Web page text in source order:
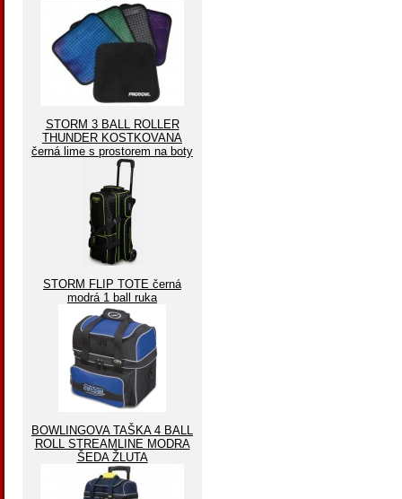
STORM 3 BALL ROLLER
THUNDER KOSTKOVANA
černá lime s prostorem na boty
STORM FLIP TOTE černá
modrá 1 ball ruka
BOWLINGOVA TAŠKA 4 BALL
ROLL STREAMLINE MODRA
ŠEDA ŽLUTA